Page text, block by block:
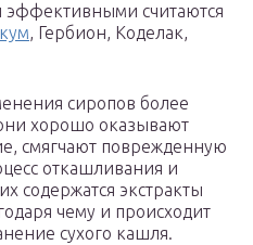
считаются
, Гербион, Коделак,
сиропов более
хорошо оказывают
смягчают поврежденную
откашливания и
содержатся экстракты
чему и происходит
сухого кашля.